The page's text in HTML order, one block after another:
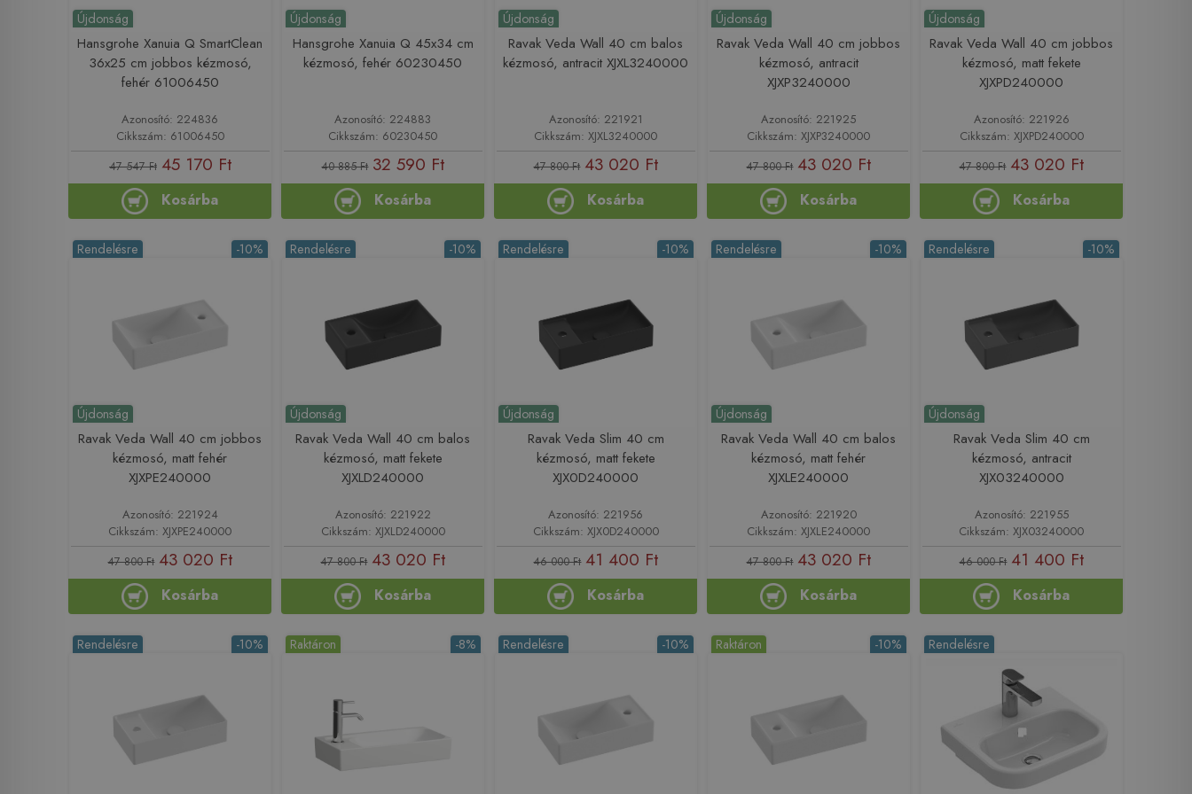
Újdonság
Hansgrohe Xanuia Q SmartClean
36x25 cm jobbos kézmosó,
fehér 61006450
Azonosító: 224836
Cikkszám: 61006450
47 547 Ft 45 170 Ft
Kosárba
Újdonság
Hansgrohe Xanuia Q 45x34 cm
kézmosó, fehér 60230450
Azonosító: 224883
Cikkszám: 60230450
40 885 Ft 32 590 Ft
Kosárba
Újdonság
Ravak Veda Wall 40 cm balos
kézmosó, antracit XJXL3240000
Azonosító: 221921
Cikkszám: XJXL3240000
47 800 Ft 43 020 Ft
Kosárba
Újdonság
Ravak Veda Wall 40 cm jobbos
kézmosó, antracit
XJXP3240000
Azonosító: 221925
Cikkszám: XJXP3240000
47 800 Ft 43 020 Ft
Kosárba
Újdonság
Ravak Veda Wall 40 cm jobbos
kézmosó, matt fekete
XJXPD240000
Azonosító: 221926
Cikkszám: XJXPD240000
47 800 Ft 43 020 Ft
Kosárba
Újdonság
-10%
Rendelésre
Ravak Veda Wall 40 cm jobbos
kézmosó, matt fehér
XJXPE240000
Azonosító: 221924
Cikkszám: XJXPE240000
47 800 Ft 43 020 Ft
Kosárba
Újdonság
-10%
Rendelésre
Ravak Veda Wall 40 cm balos
kézmosó, matt fekete
XJXLD240000
Azonosító: 221922
Cikkszám: XJXLD240000
47 800 Ft 43 020 Ft
Kosárba
Újdonság
-10%
Rendelésre
Ravak Veda Slim 40 cm
kézmosó, matt fekete
XJX0D240000
Azonosító: 221956
Cikkszám: XJX0D240000
46 000 Ft 41 400 Ft
Kosárba
Újdonság
-10%
Rendelésre
Ravak Veda Wall 40 cm balos
kézmosó, matt fehér
XJXLE240000
Azonosító: 221920
Cikkszám: XJXLE240000
47 800 Ft 43 020 Ft
Kosárba
Újdonság
-10%
Rendelésre
Ravak Veda Slim 40 cm
kézmosó, antracit
XJX03240000
Azonosító: 221955
Cikkszám: XJX03240000
46 000 Ft 41 400 Ft
Kosárba
-10%
Rendelésre -8%
Raktáron -10%
Rendelésre -10%
Raktáron Rendelésre